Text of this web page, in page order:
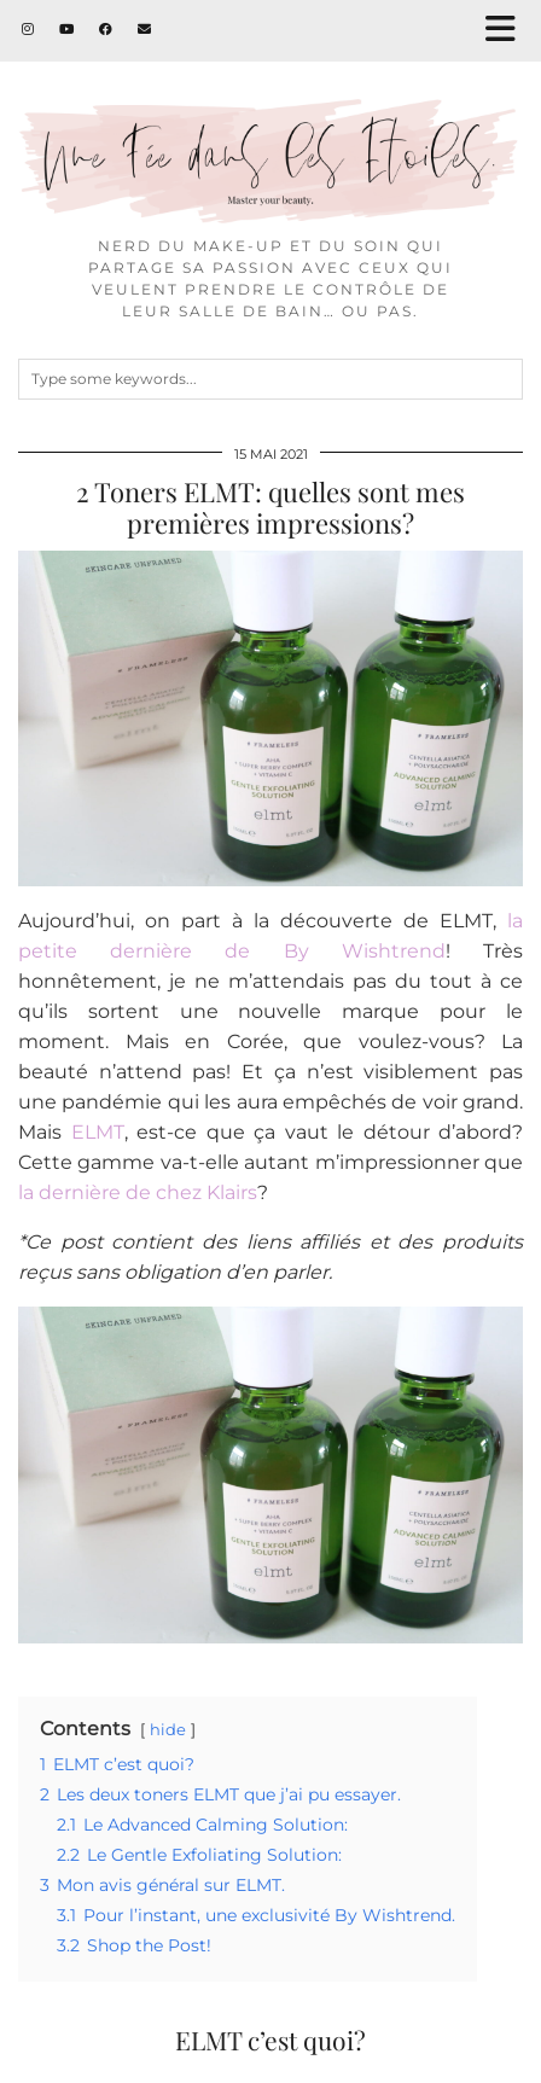
NERD DU MAKE-UP ET DU SOIN QUI
PARTAGE SA PASSION AVEC CEUX QUI
VEULENT PRENDRE LE CONTRÔLE DE
LEUR SALLE DE BAIN… OU PAS.
15 MAI 2021
2 Toners ELMT: quelles sont mes
premières impressions?
Aujourd’hui, on part à la découverte de ELMT,
la
petite dernière de By Wishtrend ! Très
honnêtement, je ne m’attendais pas du tout à ce
qu’ils sortent une nouvelle marque pour le
moment. Mais en Corée, que voulez-vous? La
beauté n’attend pas! Et ça n’est visiblement pas
une pandémie qui les aura empêchés de voir grand.
Mais ELMT, est-ce que ça vaut le détour d’abord?
Cette gamme va-t-elle autant m’impressionner que
la dernière de chez Klairs?
*Ce post contient des liens affiliés et des produits
reçus sans obligation d’en parler.
Contents hide
1 ELMT c’est quoi?
2 Les deux toners ELMT que j’ai pu essayer.
2.1 Le Advanced Calming Solution:
2.2 Le Gentle Exfoliating Solution:
3 Mon avis général sur ELMT.
3.1 Pour l’instant, une exclusivité By Wishtrend.
3.2 Shop the Post!
ELMT c’est quoi?